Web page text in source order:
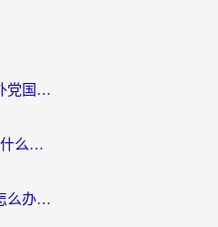
德国怎么玩最强祖师？海外党国服游戏加速器选择全攻略（附宝可梦Online实测）
在国外玩QQ飞车需要下载什么加速器呢？海外党亲测有效的国服游戏加速指南
雪糕工厂国外玩延迟很高怎么办？海外玩家国服游戏加速终极攻略（附实测推荐）